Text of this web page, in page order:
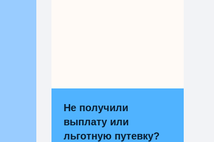
Не получили
выплату или
льготную путевку?